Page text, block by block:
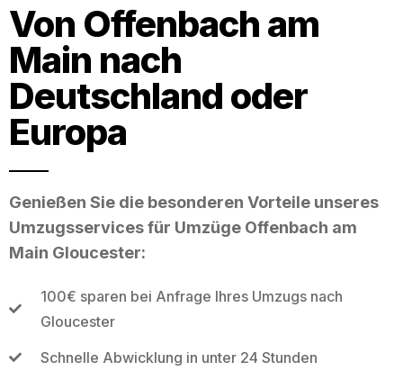
Von Offenbach am
Main nach
Deutschland oder
Europa
Genießen Sie die besonderen Vorteile unseres
Umzugsservices für Umzüge Offenbach am
Main Gloucester:
100€ sparen bei Anfrage Ihres Umzugs nach
Gloucester
Schnelle Abwicklung in unter 24 Stunden